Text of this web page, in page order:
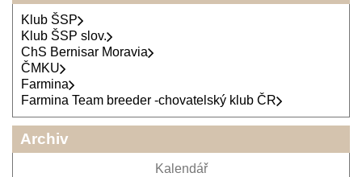
Klub ŠSP
Klub ŠSP slov.
ChS Bernisar Moravia
ČMKU
Farmina
Farmina Team breeder -chovatelský klub ČR
Archiv
Kalendář